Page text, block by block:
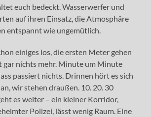
euch bedeckt. Wasserwerfer und
auf ihren Einsatz, die Atmosphäre
entspannt wie ungemütlich.
einiges los, die ersten Meter gehen
gar nichts mehr. Minute um Minute
passiert nichts. Drinnen hört es sich
wir stehen draußen. 10. 20. 30
es weiter – ein kleiner Korridor,
Polizei, lässt wenig Raum. Eine